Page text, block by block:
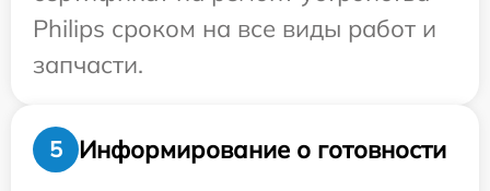
Philips сроком на все виды работ и
запчасти.
5
Информирование о готовности